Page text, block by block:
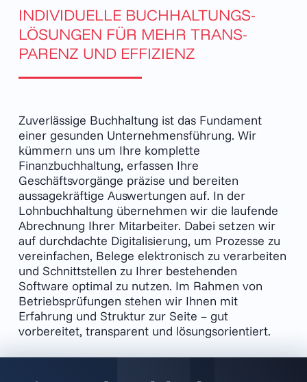
INDIVIDUELLE BUCH­HALTUNGS­
LÖSUNGEN FÜR MEHR TRANS­
PARENZ UND EFFIZIENZ
Zuverlässige Buchhaltung ist das Fundament
einer gesunden Unternehmensführung. Wir
kümmern uns um Ihre komplette
Finanzbuchhaltung, erfassen Ihre
Geschäftsvorgänge präzise und bereiten
aussagekräftige Auswertungen auf. In der
Lohnbuchhaltung übernehmen wir die laufende
Abrechnung Ihrer Mitarbeiter. Dabei setzen wir
auf durchdachte Digitalisierung, um Prozesse zu
vereinfachen, Belege elektronisch zu verarbeiten
und Schnittstellen zu Ihrer bestehenden
Software optimal zu nutzen. Im Rahmen von
Betriebsprüfungen stehen wir Ihnen mit
Erfahrung und Struktur zur Seite – gut
vorbereitet, transparent und lösungsorientiert.